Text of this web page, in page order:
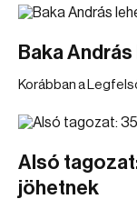
Baka
Korábban a
Alsó
jöhetnek